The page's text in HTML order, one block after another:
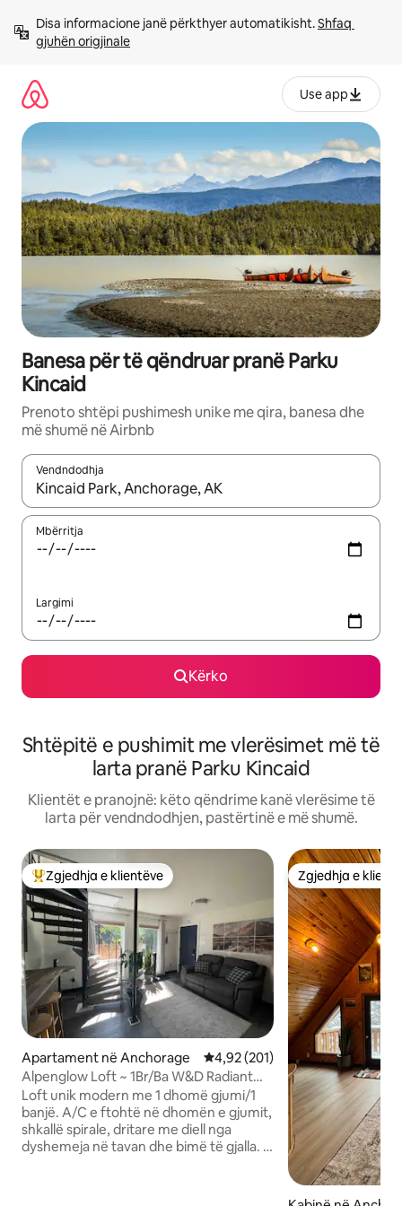
përmbajtja
Disa informacione janë përkthyer automatikisht. Shfaq
gjuhën origjinale
Use app
Banesa për të qëndruar pranë Parku
Kincaid
Prenoto shtëpi pushimesh unike me qira, banesa dhe
më shumë në Airbnb
Vendndodhja
Kur rezultatet të jenë të disponueshme, lëviz me butonat e
Mbërritja
Largimi
Kërko
Shtëpitë e pushimit me vlerësimet më të
larta pranë Parku Kincaid
Klientët e pranojnë: këto qëndrime kanë vlerësime të
larta për vendndodhjen, pastërtinë e më shumë.
Më të mirat e zgjedhjeve të klientëve
Zgjedhja e klientëve
Apartament në Anchorage Vlerësimi mesatar 4,92 nga 5,
4,92 (201)
Alpenglow Loft ~ 1Br/Ba W&D Radiant
Charmer
Loft unik modern me 1 dhomë gjumi/1
banjë. A/C e ftohtë në dhomën e gjumit,
shkallë spirale, dritare me diell nga
dyshemeja në tavan dhe bimë të gjalla. E
Zgjedhja e
Zgjedhja e